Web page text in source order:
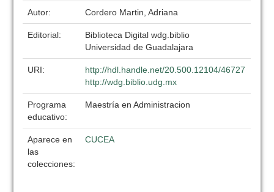
Autor: Cordero Martin, Adriana
Editorial:
Biblioteca Digital wdg.biblio
Universidad de Guadalajara
URI:
http://hdl.handle.net/20.500.12104/46727
http://wdg.biblio.udg.mx
Programa
educativo:
Maestría en Administracion
Aparece en
las
colecciones:
CUCEA